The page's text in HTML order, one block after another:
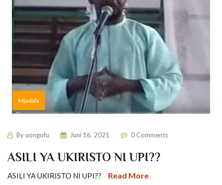
Mjadala
Byuongofu Juni 16, 2021 0 Comments
ASILI YA UKIRISTO NI UPI??
ASILI YA UKIRISTO NI UPI?? Read More